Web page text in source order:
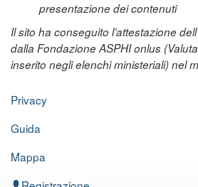
presentazione dei contenuti
Il sito ha conseguito l’attestazione
dalla Fondazione ASPHI onlus
inserito negli elenchi ministeriali) nel
Privacy
Guida
Mappa